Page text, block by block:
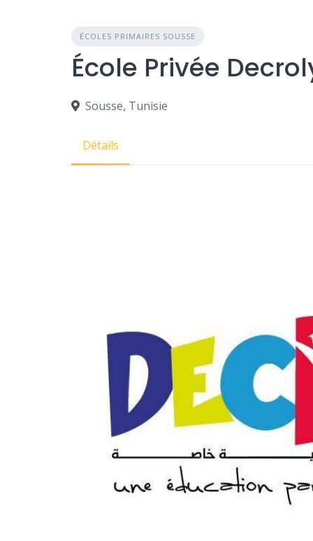
ÉCOLES PRIMAIRES SOUSSE
École Privée
Sousse, Tunisie
Détails